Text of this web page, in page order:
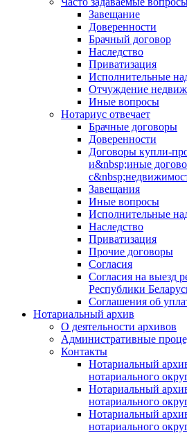
Завещание
Доверенности
Брачный договор
Наследство
Приватизация
Исполнительные
Отчуждение
Иные вопросы
Нотариус отвечает
Брачные договоры
Доверенности
Договоры купли-
и&nbsp;иные
Завещания
Иные вопросы
Исполнительные
Наследство
Приватизация
Прочие договоры
Согласия
Согласия на выезд
Республики
Соглашения об
Нотариальный архив
О деятельности архивов
Административные
Контакты
Нотариальный
нотариального
Нотариальный
нотариального
Нотариальный
нотариального